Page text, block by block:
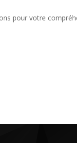
pour votre